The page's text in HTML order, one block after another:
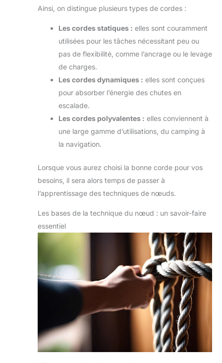
Ainsi, on distingue plusieurs types de cordes :
Les cordes statiques : elles sont couramment
utilisées pour les tâches nécessitant peu ou
pas de flexibilité, comme l’ancrage ou le levage
de charges.
Les cordes dynamiques : elles sont conçues
pour absorber l’énergie des chutes en
escalade.
Les cordes polyvalentes : elles conviennent à
une large gamme d’utilisations, du camping à
la navigation.
Lorsque vous aurez choisi la bonne corde pour vos
besoins, il sera alors temps de passer à
l’apprentissage des techniques de nœuds.
Les bases de la technique du nœud : un savoir-faire
essentiel